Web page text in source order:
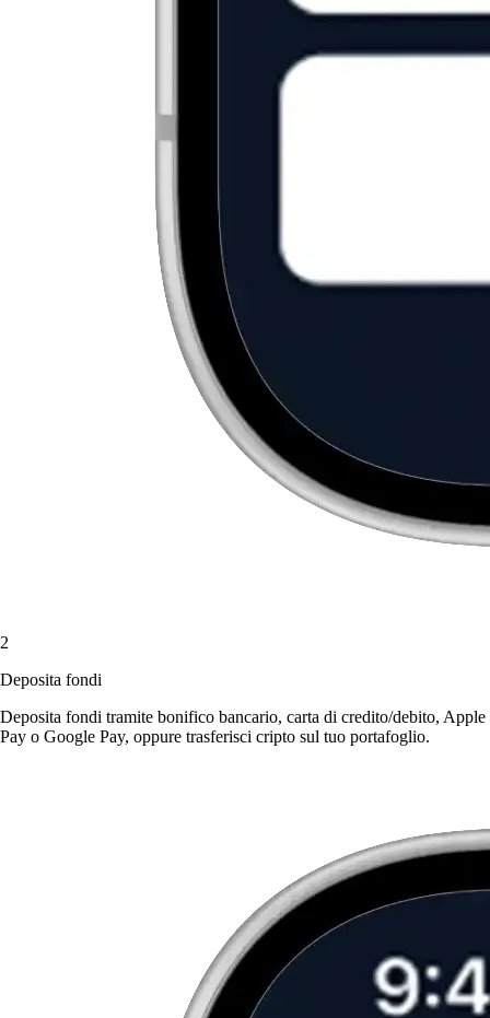
2
Deposita fondi
Deposita fondi tramite bonifico bancario, carta di credito/debito, Apple
Pay o Google Pay, oppure trasferisci cripto sul tuo portafoglio.